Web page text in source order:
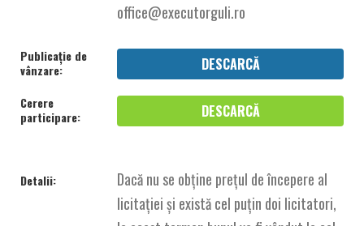
office@executorguli.ro
Publicație de
vânzare:
DESCARCĂ
Cerere
participare:
DESCARCĂ
Detalii:
Dacă nu se obține prețul de începere al
licitației și există cel puțin doi licitatori,